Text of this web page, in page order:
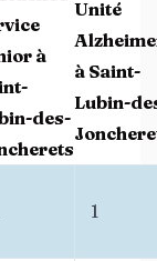
à
des-
Unité
à Saint-
Lubin-
1